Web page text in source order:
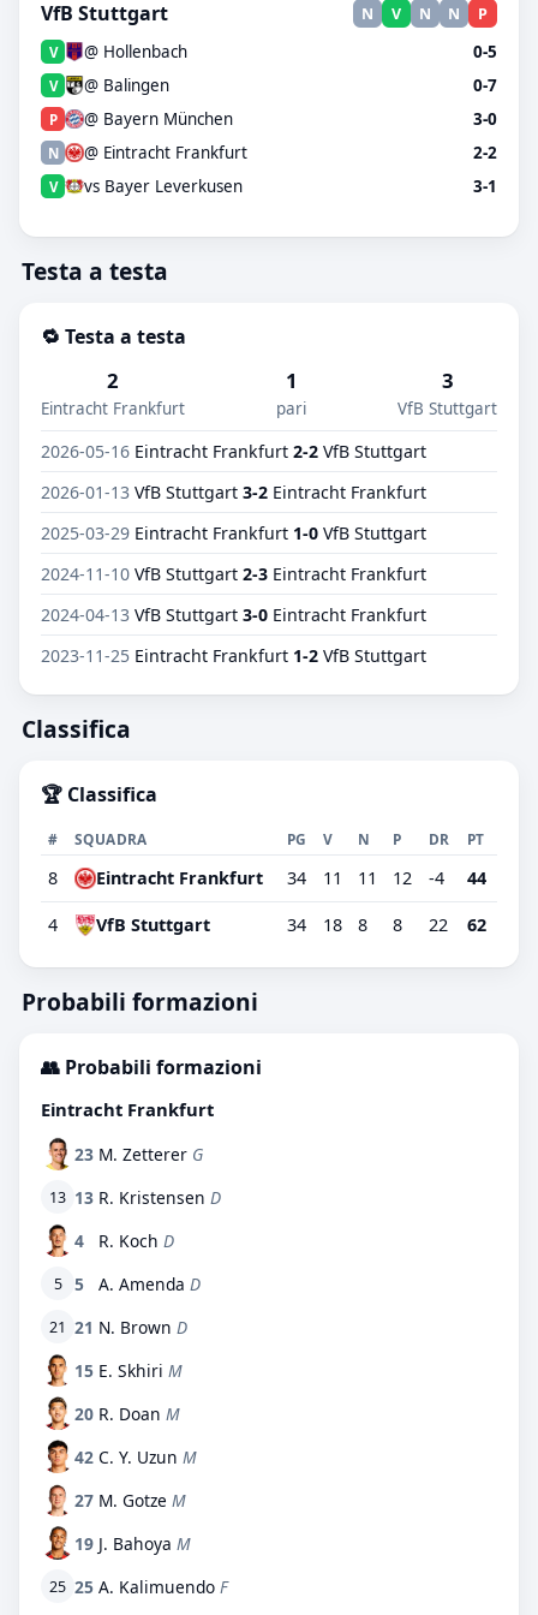
VfB Stuttgart N V N N P
V @ Hollenbach 0-5
V @ Balingen 0-7
P @ Bayern München 3-0
N @ Eintracht Frankfurt 2-2
V vs Bayer Leverkusen 3-1
Testa a testa
🔁 Testa a testa
2
Eintracht Frankfurt
1
pari
3
VfB Stuttgart
2026-05-16 Eintracht Frankfurt 2-2 VfB Stuttgart
2026-01-13 VfB Stuttgart 3-2 Eintracht Frankfurt
2025-03-29 Eintracht Frankfurt 1-0 VfB Stuttgart
2024-11-10 VfB Stuttgart 2-3 Eintracht Frankfurt
2024-04-13 VfB Stuttgart 3-0 Eintracht Frankfurt
2023-11-25 Eintracht Frankfurt 1-2 VfB Stuttgart
Classifica
🏆 Classifica
# SQUADRA PG V N P DR PT
8 Eintracht Frankfurt 34 11 11 12 -4 44
4 VfB Stuttgart 34 18 8 8 22 62
Probabili formazioni
👥 Probabili formazioni
Eintracht Frankfurt
23 M. Zetterer G
13 13 R. Kristensen D
4
R. Koch D
5 5 A. Amenda D
21 21 N. Brown D
15 E. Skhiri M
20 R. Doan M
42 C. Y. Uzun M
27 M. Gotze M
19 J. Bahoya M
25 25 A. Kalimuendo F